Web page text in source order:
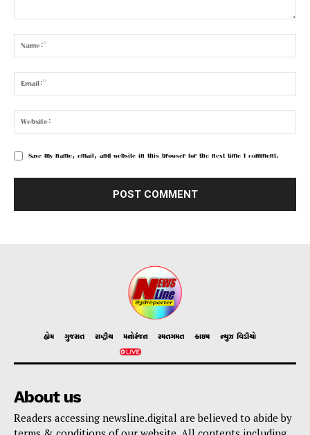
Save my name, email, and website in this browser for the next time I comment.
હોમ ગુજરાત રાષ્ટ્રીય મનોરંજન રમતગમત ક્રાઇમ ન્યુઝ વિડીયો
About us
Readers accessing newsline.digital are believed to abide by